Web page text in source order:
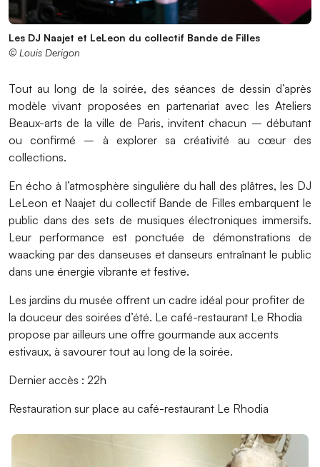
Les DJ Naajet et LeLeon du collectif Bande de Filles
© Louis Derigon
Tout au long de la soirée, des séances de dessin d’après
modèle vivant proposées en partenariat avec les Ateliers
Beaux-arts de la ville de Paris, invitent chacun – débutant
ou confirmé – à explorer sa créativité au cœur des
collections.
En écho à l’atmosphère singulière du hall des plâtres, les DJ
LeLeon et Naajet du collectif Bande de Filles embarquent le
public dans des sets de musiques électroniques immersifs.
Leur performance est ponctuée de démonstrations de
waacking par des danseuses et danseurs entraînant le public
dans une énergie vibrante et festive.
Les jardins du musée offrent un cadre idéal pour profiter de
la douceur des soirées d’été. Le café-restaurant Le Rhodia
propose par ailleurs une offre gourmande aux accents
estivaux, à savourer tout au long de la soirée.
Dernier accès : 22h
Restauration sur place au café-restaurant Le Rhodia